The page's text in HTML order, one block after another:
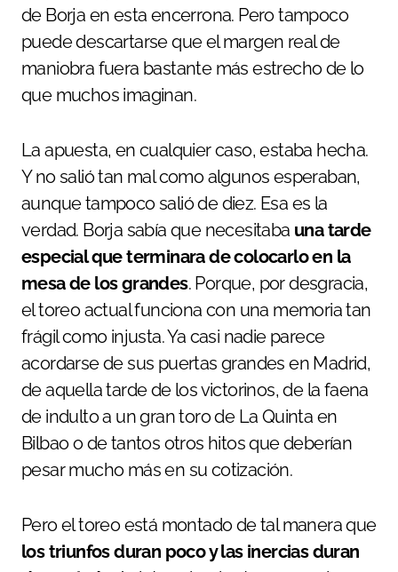
de Borja en esta encerrona. Pero tampoco
puede descartarse que el margen real de
maniobra fuera bastante más estrecho de lo
que muchos imaginan.
La apuesta, en cualquier caso, estaba hecha.
Y no salió tan mal como algunos esperaban,
aunque tampoco salió de diez. Esa es la
verdad. Borja sabía que necesitaba una tarde
especial que terminara de colocarlo en la
mesa de los grandes. Porque, por desgracia,
el toreo actual funciona con una memoria tan
frágil como injusta. Ya casi nadie parece
acordarse de sus puertas grandes en Madrid,
de aquella tarde de los victorinos, de la faena
de indulto a un gran toro de La Quinta en
Bilbao o de tantos otros hitos que deberían
pesar mucho más en su cotización.
Pero el toreo está montado de tal manera que
los triunfos duran poco y las inercias duran